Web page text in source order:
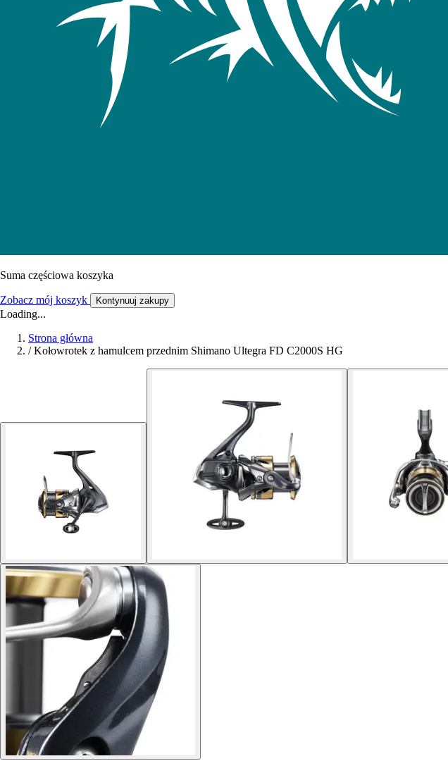
Suma częściowa koszyka
Zobacz mój koszyk Kontynuuj zakupy
Loading...
Strona główna
/ Kołowrotek z hamulcem przednim Shimano Ultegra FD C2000S HG